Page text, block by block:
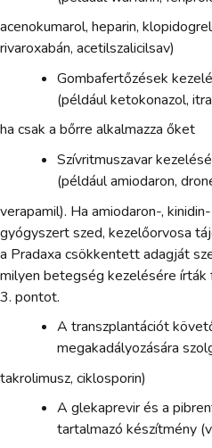
acenokumarol, heparin,
rivaroxabán, acetilszalicilsav)
Gombafertőzések
(például ketokonazol,
ha csak a bőrre alkalmazza őket
Szívritmuszavar
(például amiodaron,
verapamil). Ha amiodaron-,
gyógyszert szed, kezelőorvosa
a Pradaxa csökkentett adagját
milyen betegség kezelésére írták
3. pontot.
A transzplantációt
megakadályozására
takrolimusz, ciklosporin)
A glekaprevir és a
tartalmazó készítmény